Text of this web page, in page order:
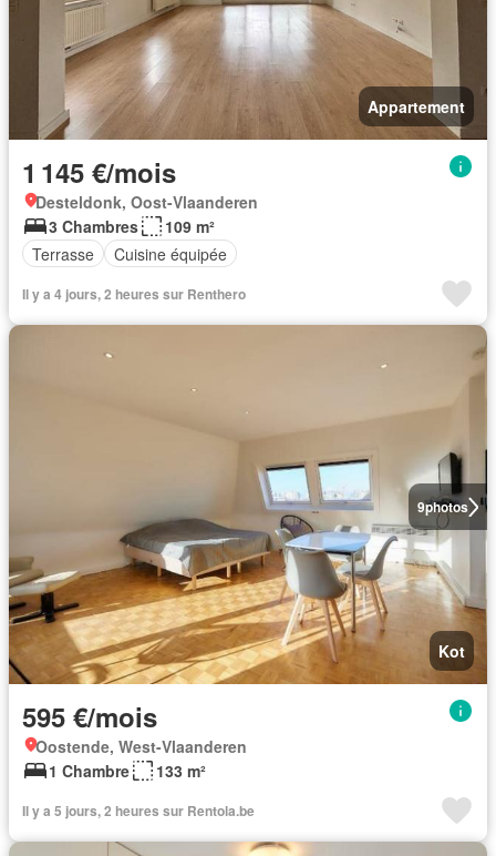
Appartement
1 145 €/mois
Desteldonk, Oost-Vlaanderen
3 Chambres
109 m²
Terrasse
Cuisine équipée
Il y a 4 jours, 2 heures sur Renthero
9photos
Kot
595 €/mois
Oostende, West-Vlaanderen
1 Chambre
133 m²
Il y a 5 jours, 2 heures sur Rentola.be